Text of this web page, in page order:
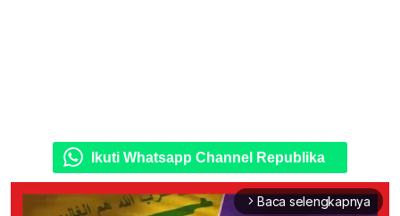
Ikuti Whatsapp Channel Republika
arrow_forward_ios Baca selengkapnya